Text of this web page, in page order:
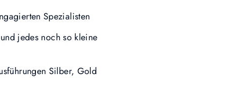
Spezialisten
jedes noch so kleine
Silber, Gold